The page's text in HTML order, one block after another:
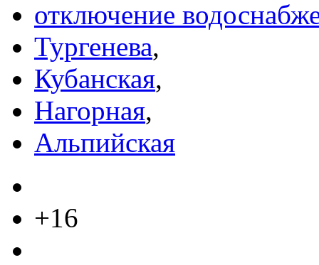
отключение
Тургенева,
Кубанская,
Нагорная,
Альпийская
+16